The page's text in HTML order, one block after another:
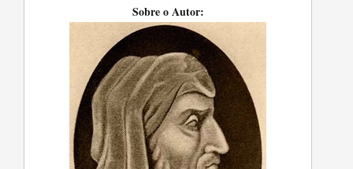
Sobre o Autor: